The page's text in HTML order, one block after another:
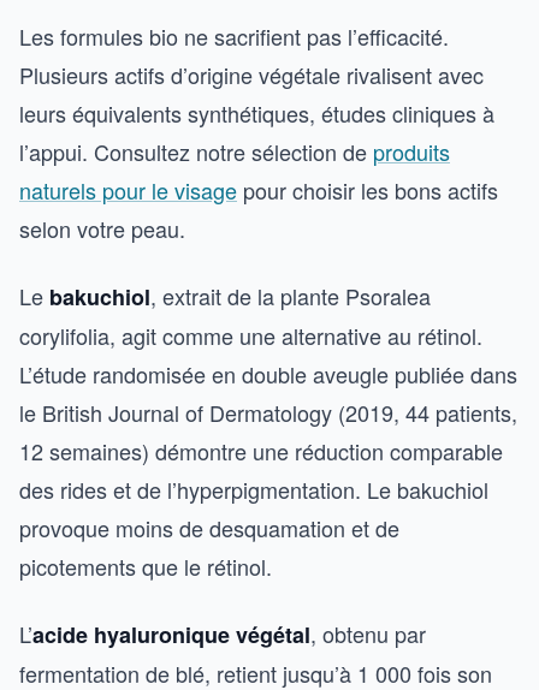
Les formules bio ne sacrifient pas l’efficacité.
Plusieurs actifs d’origine végétale rivalisent avec
leurs équivalents synthétiques, études cliniques à
l’appui. Consultez notre sélection de produits
naturels pour le visage pour choisir les bons actifs
selon votre peau.
Le bakuchiol, extrait de la plante Psoralea
corylifolia, agit comme une alternative au rétinol.
L’étude randomisée en double aveugle publiée dans
le British Journal of Dermatology (2019, 44 patients,
12 semaines) démontre une réduction comparable
des rides et de l’hyperpigmentation. Le bakuchiol
provoque moins de desquamation et de
picotements que le rétinol.
L’acide hyaluronique végétal, obtenu par
fermentation de blé, retient jusqu’à 1 000 fois son